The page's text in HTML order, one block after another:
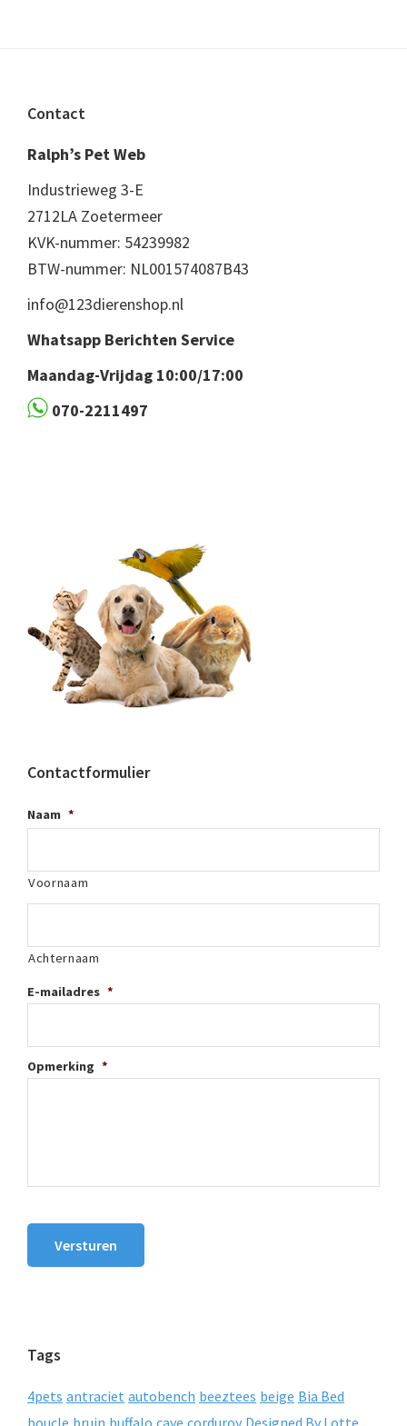
Footer
Contact
Ralph’s Pet Web
Industrieweg 3-E
2712LA Zoetermeer
KVK-nummer: 54239982
BTW-nummer: NL001574087B43
info@123dierenshop.nl
Whatsapp Berichten Service
Maandag-Vrijdag 10:00/17:00
070-2211497
Contactformulier
Naam *
Voornaam
Achternaam
E-mailadres *
Opmerking *
Versturen
Tags
4pets antraciet autobench beeztees beige Bia Bed